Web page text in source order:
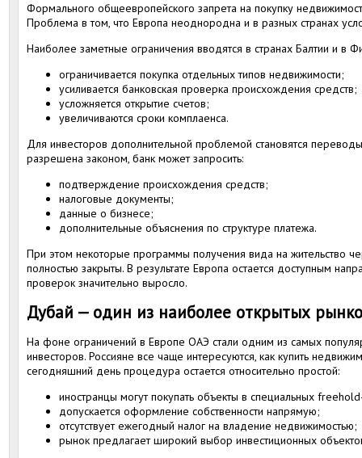
Формального общеевропейского запрета на покупку
Проблема в том, что Европа неоднородна и в разных странах
Наиболее заметные ограничения вводятся в странах Балтии и в
ограничивается покупка отдельных типов недвижимости;
усиливается банковская проверка происхождения средств;
усложняется открытие счетов;
увеличиваются сроки комплаенса.
Для инвесторов дополнительной проблемой становятся
разрешена законом, банк может запросить:
подтверждение происхождения средств;
налоговые документы;
данные о бизнесе;
дополнительные объяснения по структуре платежа.
При этом некоторые программы получения вида на жительство
полностью закрыты. В результате Европа остается доступным
проверок значительно выросло.
Дубай — один из наиболее открытых
На фоне ограничений в Европе ОАЭ стали одним из самых
инвесторов. Россияне все чаще интересуются, как купить
сегодняшний день процедура остается относительно простой:
иностранцы могут покупать объекты в специальных
допускается оформление собственности напрямую;
отсутствует ежегодный налог на владение недвижимостью;
рынок предлагает широкий выбор инвестиционных